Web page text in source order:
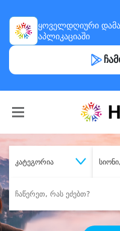
ყოველდღიური
აპლიკაციაში
კატეგორია